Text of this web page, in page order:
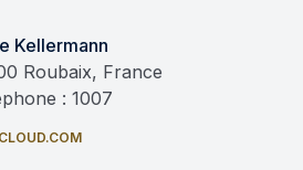
Kellermann
Roubaix, France
: 1007